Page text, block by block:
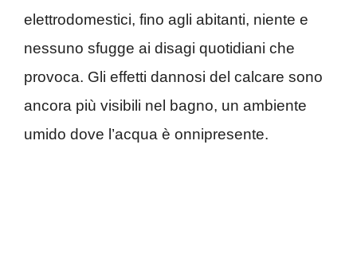
elettrodomestici, fino agli abitanti, niente e
nessuno sfugge ai disagi quotidiani che
provoca. Gli effetti dannosi del calcare sono
ancora più visibili nel bagno, un ambiente
umido dove l’acqua è onnipresente.